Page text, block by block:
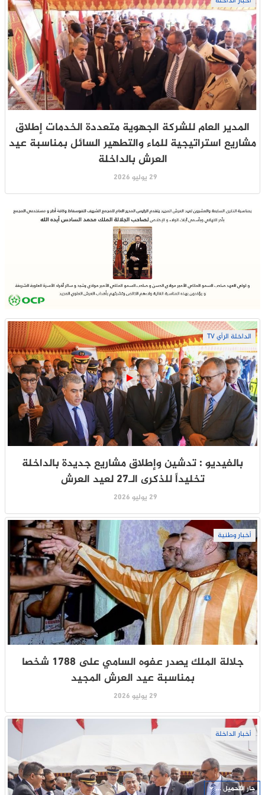
المدير العام للشركة الجهوية متعددة الخدمات إطلاق
مشاريع استراتيجية للماء والتطهير السائل بمناسبة عيد
العرش بالداخلة
29 يوليو 2026
الداخلة الرأي TV
بالفيديو : تدشين وإطلاق مشاريع جديدة بالداخلة
تخليداً للذكرى الـ27 لعيد العرش
29 يوليو 2026
أخبار وطنية
جلالة الملك يصدر عفوه السامي على 1788 شخصا
بمناسبة عيد العرش المجيد
29 يوليو 2026
أخبار الداخلة
جار التحميل ...